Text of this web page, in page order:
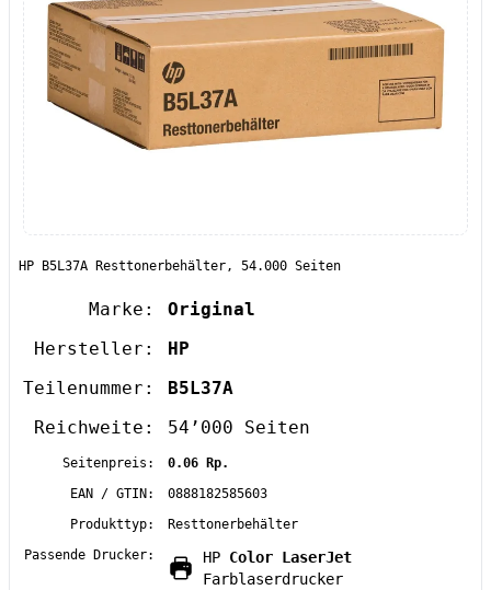
HP B5L37A Resttonerbehälter, 54.000 Seiten
Marke:
Original
Hersteller:
HP
Teilenummer:
B5L37A
Reichweite:
54’000 Seiten
Seitenpreis:
0.06 Rp.
EAN / GTIN:
0888182585603
Produkttyp:
Resttonerbehälter
Passende Drucker:
HP Color LaserJet
Farblaserdrucker